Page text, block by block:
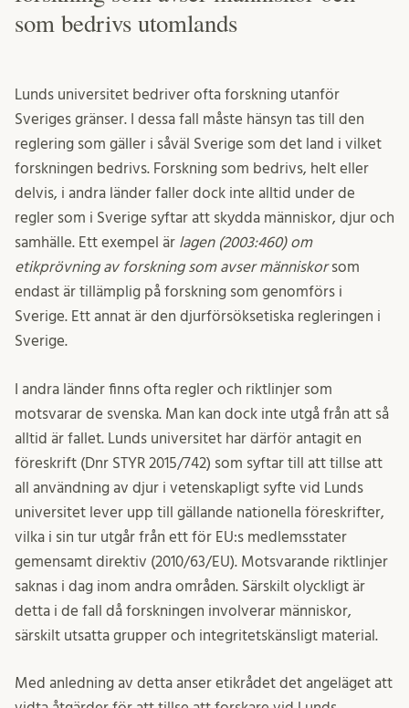
som bedrivs utomlands
Lunds universitet bedriver ofta forskning utanför
Sveriges gränser. I dessa fall måste hänsyn tas till den
reglering som gäller i såväl Sverige som det land i vilket
forskningen bedrivs. Forskning som bedrivs, helt eller
delvis, i andra länder faller dock inte alltid under de
regler som i Sverige syftar att skydda människor, djur och
samhälle. Ett exempel är lagen (2003:460) om
etikprövning av forskning som avser människorsom
endast är tillämplig på forskning som genomförs i
Sverige. Ett annat är den djurförsöksetiska regleringen i
Sverige.
I andra länder finns ofta regler och riktlinjer som
motsvarar de svenska. Man kan dock inte utgå från att så
alltid är fallet. Lunds universitet har därför antagit en
föreskrift (Dnr STYR 2015/742) som syftar till att tillse att
all användning av djur i vetenskapligt syfte vid Lunds
universitet lever upp till gällande nationella föreskrifter,
vilka i sin tur utgår från ett för EU:s medlemsstater
gemensamt direktiv (2010/63/EU). Motsvarande riktlinjer
saknas i dag inom andra områden. Särskilt olyckligt är
detta i de fall då forskningen involverar människor,
särskilt utsatta grupper och integritetskänsligt material.
Med anledning av detta anser etikrådet det angeläget att